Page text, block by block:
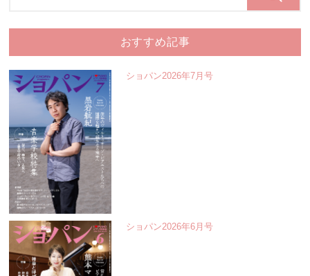
おすすめ記事
ショパン2026年7月号
ショパン2026年6月号